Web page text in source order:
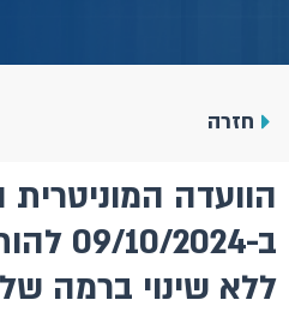
חזרה
הוועדה
ב-09/
ללא שינוי ברמה של 4.5%